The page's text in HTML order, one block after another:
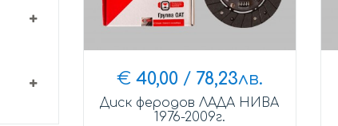
€ 40,00/ 78,23лв.
Диск феродов ЛАДА НИВА
1976-2009г.